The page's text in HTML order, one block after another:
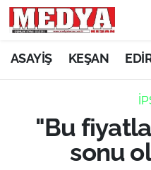
ASAYİŞ KEŞAN
"Bu
sonu
KEŞAN
ASAYİŞ
SİYASET